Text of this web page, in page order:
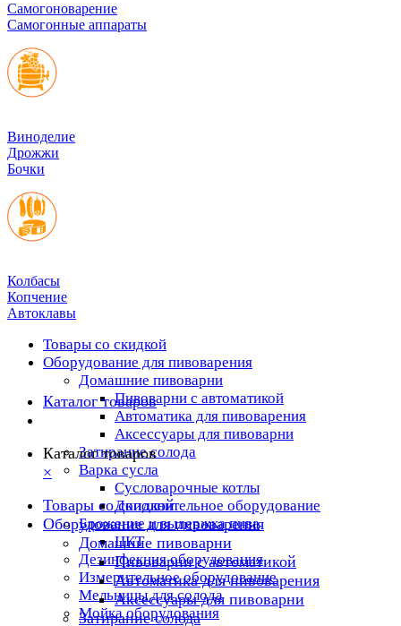
Cамогоноварение
Самогонные аппараты
Виноделие
Дрожжи
Бочки
Колбасы
Копчение
Автоклавы
Товары со скидкой
Оборудование для пивоварения
Домашние пивоварни
Пивоварни с автоматикой
Автоматика для пивоварения
Аксессуары для пивоварни
Затирание солода
Варка сусла
Cусловарочные котлы
Дополнительное оборудование
Брожение и выдержка пива
ЦКТ
Дезинфекция оборудования
Измерительное оборудование
Мельницы для солода
Мойка оборудования
Каталог товаров
Каталог товаров
×
Товары со скидкой
Оборудование для пивоварения
Домашние пивоварни
Пивоварни с автоматикой
Автоматика для пивоварения
Аксессуары для пивоварни
Затирание солода